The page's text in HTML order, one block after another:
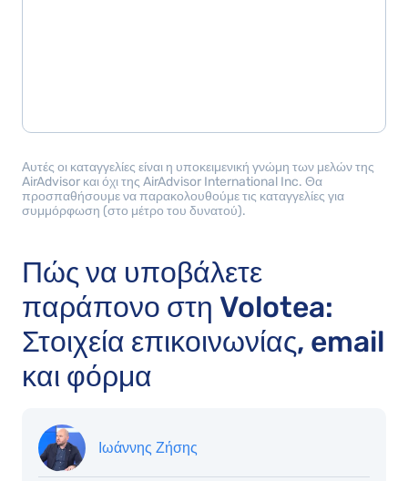
Αυτές οι καταγγελίες είναι η υποκειμενική γνώμη των μελών της
AirAdvisor και όχι της AirAdvisor International Inc. Θα
προσπαθήσουμε να παρακολουθούμε τις καταγγελίες για
συμμόρφωση (στο μέτρο του δυνατού).
Πώς να υποβάλετε
παράπονο στη Volotea:
Στοιχεία επικοινωνίας, email
και φόρμα
Ιωάννης Ζήσης